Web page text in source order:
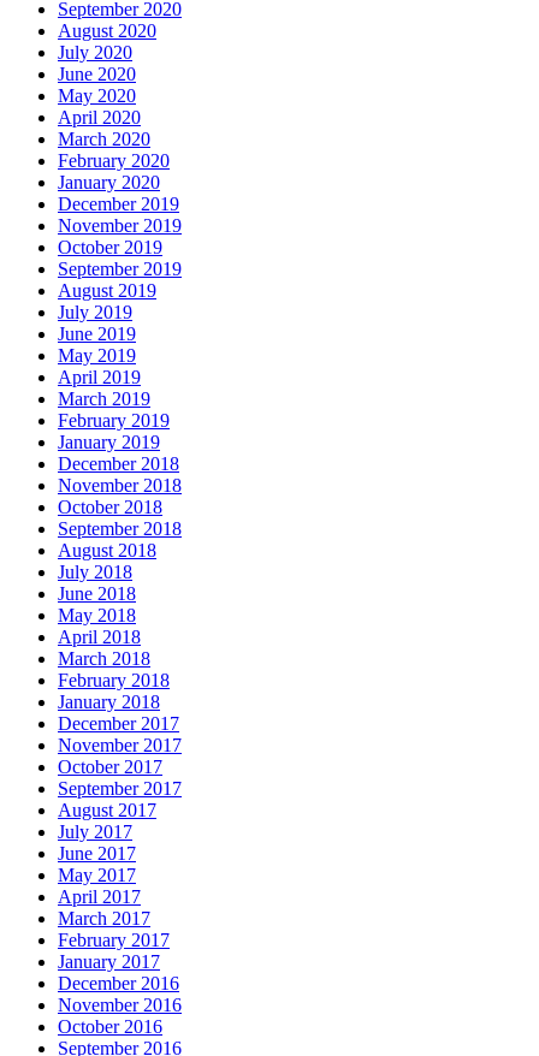
September 2020
August 2020
July 2020
June 2020
May 2020
April 2020
March 2020
February 2020
January 2020
December 2019
November 2019
October 2019
September 2019
August 2019
July 2019
June 2019
May 2019
April 2019
March 2019
February 2019
January 2019
December 2018
November 2018
October 2018
September 2018
August 2018
July 2018
June 2018
May 2018
April 2018
March 2018
February 2018
January 2018
December 2017
November 2017
October 2017
September 2017
August 2017
July 2017
June 2017
May 2017
April 2017
March 2017
February 2017
January 2017
December 2016
November 2016
October 2016
September 2016